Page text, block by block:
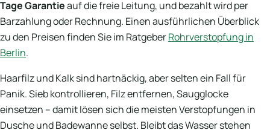
Tage Garantieauf die freie Leitung, und bezahlt wird per
Barzahlung oder Rechnung. Einen ausführlichen Überblick
zu den Preisen finden Sie im RatgeberRohrverstopfung in
Berlin.
Haarfilz und Kalk sind hartnäckig, aber selten ein Fall für
Panik. Sieb kontrollieren, Filz entfernen, Saugglocke
einsetzen – damit lösen sich die meisten Verstopfungen in
Dusche und Badewanne selbst. Bleibt das Wasser stehen